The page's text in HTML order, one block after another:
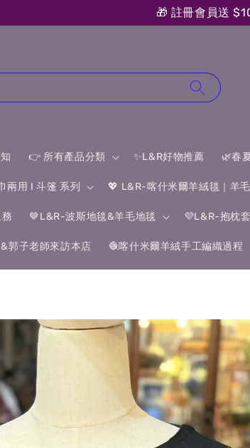
🎁 註冊會員送
👉 所有產品分類 ✨L&R好物推薦 🌿春
兩用 I 斗篷 系列 💖 L&R-喀什米爾羊絨毯｜羊
🤎L&R-波斯地毯&羊毛地毯 💜L&R-抱枕
郭子老師來訪本店 🧶喀什米爾羊絨手工編織過程